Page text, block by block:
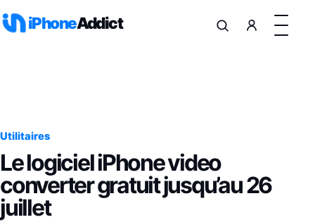
iPhoneAddict
Utilitaires
Le logiciel iPhone video
converter gratuit jusqu’au 26
juillet